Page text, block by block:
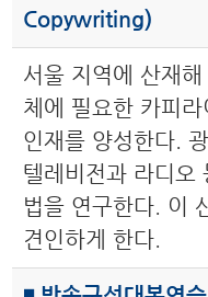
Copywriting)
서울 지역에 산재
체에 필요한 카피
인재를 양성한다.
텔레비전과 라디오
법을 연구한다. 이
견인하게 한다.